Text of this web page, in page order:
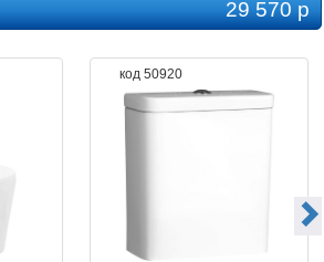
белый
29 570 р
код 50920